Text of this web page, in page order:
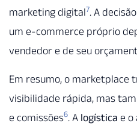
marketing digital7. A
um e-commerce próprio
vendedor e de seu
Em resumo, o marketplace
visibilidade rápida, mas
e comissões6. A logística e o